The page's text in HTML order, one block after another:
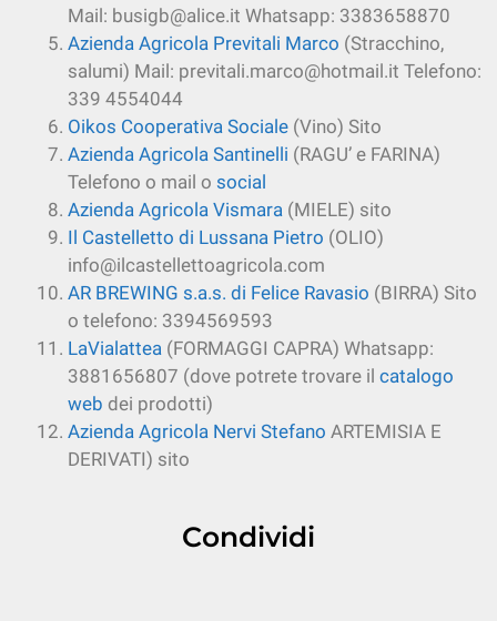
Mail: busigb@alice.it Whatsapp: 3383658870
Azienda Agricola Previtali Marco (Stracchino,
salumi) Mail: previtali.marco@hotmail.it Telefono:
339 4554044
Oikos Cooperativa Sociale (Vino) Sito
Azienda Agricola Santinelli (RAGU’ e FARINA)
Telefono o mail o social
Azienda Agricola Vismara (MIELE) sito
Il Castelletto di Lussana Pietro (OLIO)
info@ilcastellettoagricola.com
AR BREWING s.a.s. di Felice Ravasio (BIRRA) Sito
o telefono: 3394569593
LaVialattea (FORMAGGI CAPRA) Whatsapp:
3881656807 (dove potrete trovare il catalogo
web dei prodotti)
Azienda Agricola Nervi Stefano ARTEMISIA E
DERIVATI) sito
Condividi